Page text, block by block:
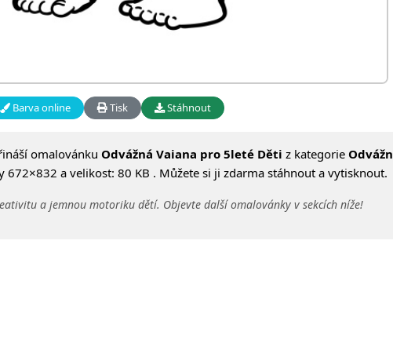
Barva online Tisk Stáhnout
omalovánku Odvážná Vaiana pro 5leté Děti z kategorie
672×832 a velikost: 80 KB . Můžete si ji zdarma stáhnout a vytisknout.
a jemnou motoriku dětí. Objevte další omalovánky v sekcích níže!